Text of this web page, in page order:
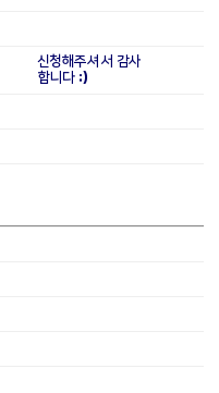
신청해주셔서 감사
합니다 :)